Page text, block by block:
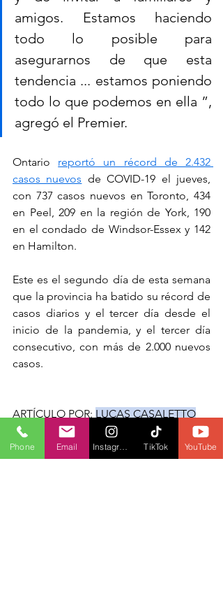
amigos. Estamos haciendo
todo lo posible para
asegurarnos de que esta
tendencia ... estamos poniendo
todo lo que podemos en ella ”,
agregó el Premier.
Ontario reportó un récord de 2.432
casos nuevos de COVID-19 el jueves,
con 737 casos nuevos en Toronto, 434
en Peel, 209 en la región de York, 190
en el condado de Windsor-Essex y 142
en Hamilton.
Este es el segundo día de esta semana
que la provincia ha batido su récord de
casos diarios y el tercer día desde el
inicio de la pandemia, y el tercer día
consecutivo, con más de 2.000 nuevos
casos.
ARTÍCULO POR: LUCAS CASALETTO
FOTOGRAFÍA: NATHAN DENETTE
EDICIÓN Y TRADUCCIÓN POR:
Phone Email TikTok YouTube